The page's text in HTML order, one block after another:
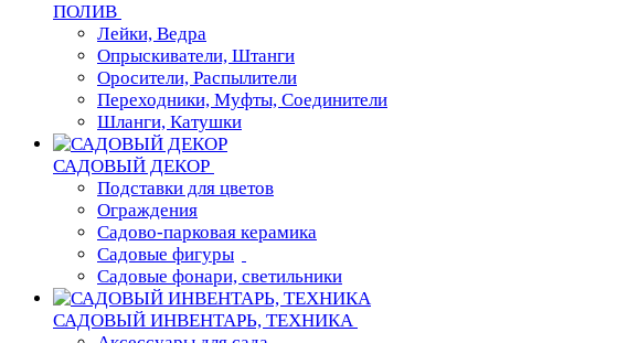
ПОЛИВ
Лейки, Ведра
Опрыскиватели, Штанги
Оросители, Распылители
Переходники, Муфты, Соединители
Шланги, Катушки
САДОВЫЙ ДЕКОР
Подставки для цветов
Ограждения
Садово-парковая керамика
Садовые фигуры
Садовые фонари, светильники
САДОВЫЙ ИНВЕНТАРЬ, ТЕХНИКА